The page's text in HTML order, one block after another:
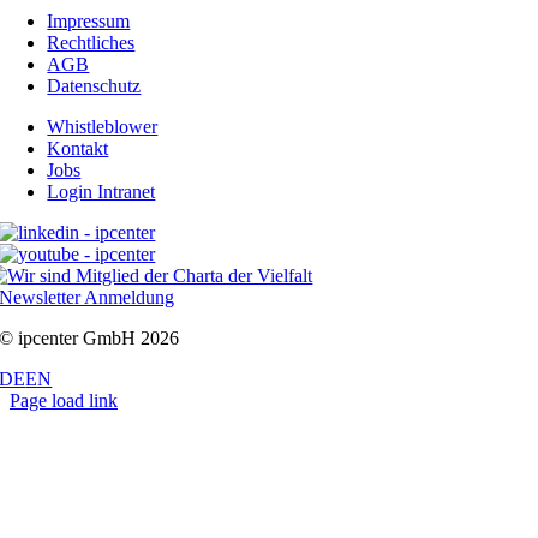
Impressum
Rechtliches
AGB
Datenschutz
Whistleblower
Kontakt
Jobs
Login Intranet
Newsletter Anmeldung
© ipcenter GmbH 2026
DEEN
Page load link